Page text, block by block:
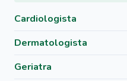
Cardiologista
Dermatologista
Geriatra